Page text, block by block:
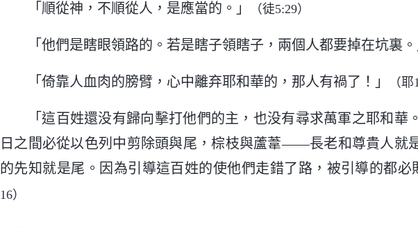
「順從神，不順從人，是應當的。」
（徒5:29）
「他們是瞎眼領路的。若是瞎子領瞎子，兩個人都要掉在坑裏。
「倚靠人血肉的膀臂，心中離弃耶和華的，那人有禍了！」 （耶
「這百姓還没有歸向擊打他們的主，也没有尋求萬軍之耶和華
日之間必從以色列中剪除頭與尾，棕枝與蘆葦——長老和尊貴人就
的先知就是尾。因為引導這百姓的使他們走錯了路，被引導的都必
16）